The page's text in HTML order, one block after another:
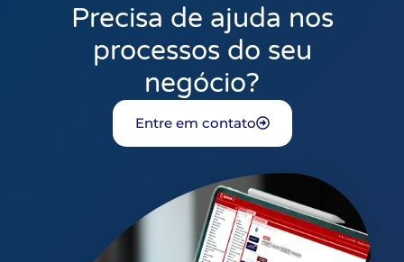
Precisa de ajuda nos
processos do seu
negócio?
Entre em contato